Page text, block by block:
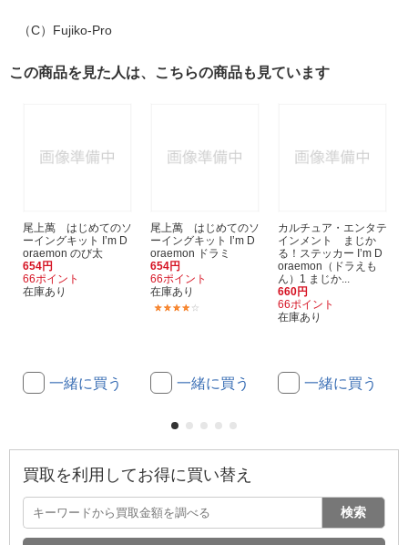
（C）Fujiko-Pro
この商品を見た人は、こちらの商品も見ています
尾上萬 はじめてのソ
ーイングキット I’m D
oraemon のび太
654円
66ポイント
在庫あり
一緒に買う
尾上萬 はじめてのソ
ーイングキット I’m D
oraemon ドラミ
654円
66ポイント
在庫あり
一緒に買う
カルチュア・エンタテ
インメント まじか
る！ステッカー I’m D
oraemon（ドラえも
ん）1 まじか...
660円
66ポイント
在庫あり
一緒に買う
買取を利用してお得に買い替え
検索